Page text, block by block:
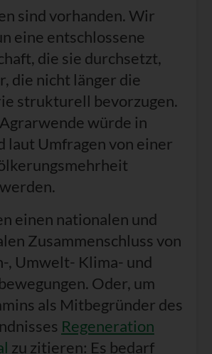
sind vorhanden. Wir
eine entschlossene
die sie durchsetzt,
die nicht länger die
strukturell bevorzugen.
würde in
laut Umfragen von einer
einen nationalen und
Zusammenschluss von
, Umwelt- Klima- und
Oder, um
als Mitbegründer des
Regeneration
zu zitieren: Es bedarf